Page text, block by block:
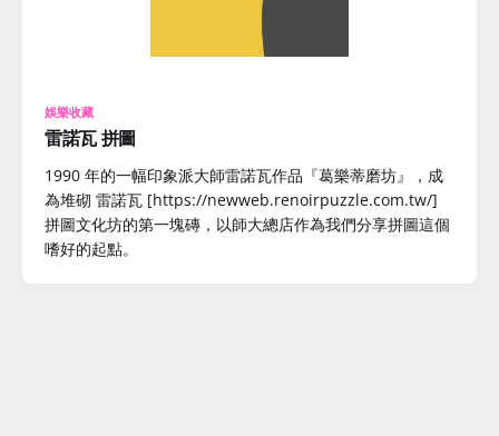
娛樂收藏
雷諾瓦 拼圖
1990 年的一幅印象派大師雷諾瓦作品『葛樂蒂磨坊』，成
為堆砌 雷諾瓦 [https://newweb.renoirpuzzle.com.tw/]
拼圖文化坊的第一塊磚，以師大總店作為我們分享拼圖這個
嗜好的起點。